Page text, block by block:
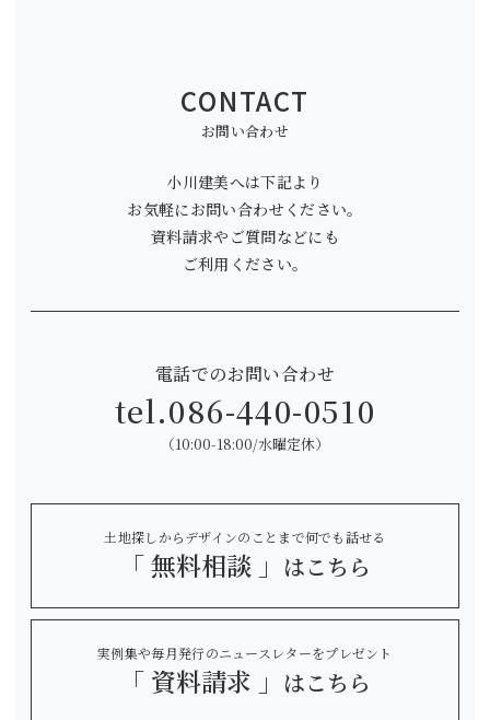
CONTACT
お問い合わせ
小川建美へは下記より
お気軽にお問い合わせください。
資料請求やご質問などにも
ご利用ください。
電話でのお問い合わせ
tel.086-440-0510
（10:00-18:00/水曜定休）
土地探しからデザインのことまで何でも話せる
「 無料相談 」 はこちら
実例集や毎月発行のニュースレターをプレゼント
「 資料請求 」 はこちら